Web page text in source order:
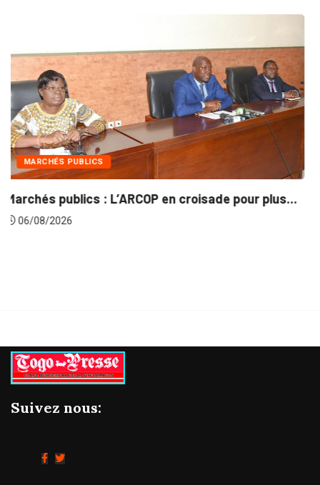
pour plus...
Gestion concertée et durable du
Suivez nous: